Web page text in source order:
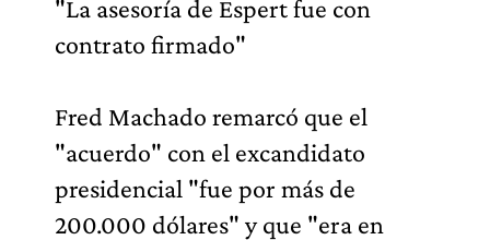
"La asesoría de Espert fue con
contrato firmado"
Fred Machado remarcó que el
"acuerdo" con el excandidato
presidencial "fue por más de
200.000 dólares" y que "era en